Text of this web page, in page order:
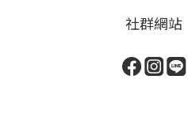
社群網站